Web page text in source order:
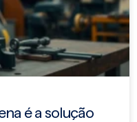
é a solução